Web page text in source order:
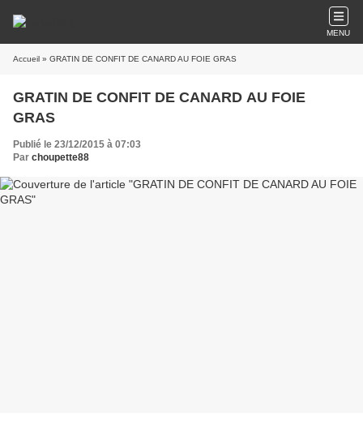
MENU
Accueil » GRATIN DE CONFIT DE CANARD AU FOIE GRAS
GRATIN DE CONFIT DE CANARD AU FOIE
GRAS
Publié le 23/12/2015 à 07:03
Par choupette88